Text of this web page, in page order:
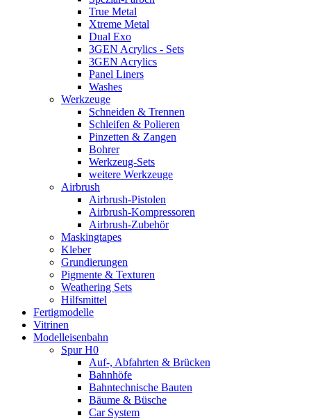
True Metal
Xtreme Metal
Dual Exo
3GEN Acrylics - Sets
3GEN Acrylics
Panel Liners
Washes
Werkzeuge
Schneiden & Trennen
Schleifen & Polieren
Pinzetten & Zangen
Bohrer
Werkzeug-Sets
weitere Werkzeuge
Airbrush
Airbrush-Pistolen
Airbrush-Kompressoren
Airbrush-Zubehör
Maskingtapes
Kleber
Grundierungen
Pigmente & Texturen
Weathering Sets
Hilfsmittel
Fertigmodelle
Vitrinen
Modelleisenbahn
Spur H0
Auf-, Abfahrten & Brücken
Bahnhöfe
Bahntechnische Bauten
Bäume & Büsche
Car System